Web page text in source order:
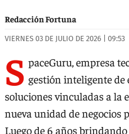
Redacción Fortuna
VIERNES 03 DE JULIO DE 2026 | 09:53
S paceGuru, empresa
gestión inteligente de
soluciones vinculadas a la
nueva unidad de negocios
Luego de 6 años